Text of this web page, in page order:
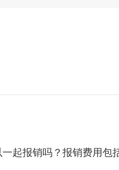
起报销吗？报销费用包